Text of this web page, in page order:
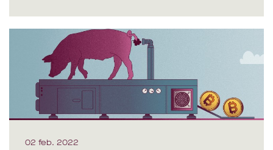
02 feb. 2022